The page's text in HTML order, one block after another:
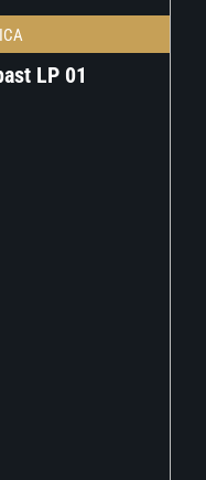
LP 01